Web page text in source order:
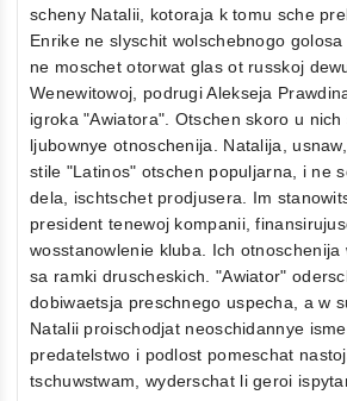
scheny Natalii, kotoraja k tomu sche
Enrike ne slyschit wolschebnogo
ne moschet otorwat glas ot russkoj
Wenewitowoj, podrugi Alekseja
igroka "Awiatora". Otschen skoro u nich
ljubownye otnoschenija. Natalija,
stile "Latinos" otschen populjarna, i ne
dela, ischtschet prodjusera. Im
president tenewoj kompanii,
wosstanowlenie kluba. Ich
sa ramki druscheskich. "Awiator"
dobiwaetsja preschnego uspecha, a w
Natalii proischodjat neoschidannye
predatelstwo i podlost pomeschat
tschuwstwam, wyderschat li geroi